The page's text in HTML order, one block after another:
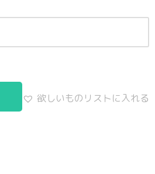
欲しいものリストに入れる